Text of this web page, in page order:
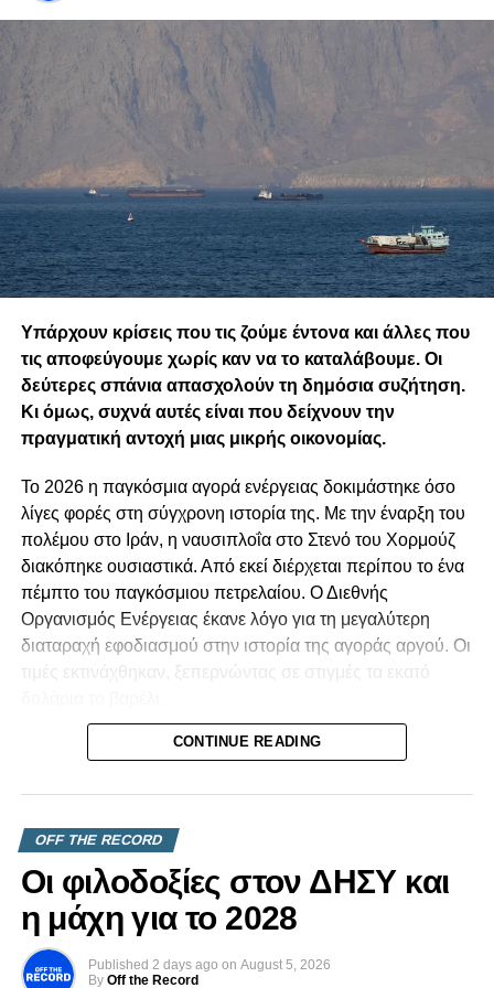
Αβέρωφ- Άντρος αποχωρούν αλλά που ξέρεις…
Υπάρχουν κρίσεις που τις ζούμε έντονα και άλλες που
τις αποφεύγουμε χωρίς καν να το καταλάβουμε. Οι
δεύτερες σπάνια απασχολούν τη δημόσια συζήτηση.
Κι όμως, συχνά αυτές είναι που δείχνουν την
πραγματική αντοχή μιας μικρής οικονομίας.
Το 2026 η παγκόσμια αγορά ενέργειας δοκιμάστηκε όσο
λίγες φορές στη σύγχρονη ιστορία της. Με την έναρξη του
πολέμου στο Ιράν, η ναυσιπλοΐα στο Στενό του Χορμούζ
διακόπηκε ουσιαστικά. Από εκεί διέρχεται περίπου το ένα
πέμπτο του παγκόσμιου πετρελαίου. Ο Διεθνής
Οργανισμός Ενέργειας έκανε λόγο για τη μεγαλύτερη
διαταραχή εφοδιασμού στην ιστορία της αγοράς αργού. Οι
τιμές εκτινάχθηκαν, ξεπερνώντας σε στιγμές τα εκατό
Για μια χώρα όπως η Κυπριακή Δημοκρατία, που
μέσω εισαγωγών, ένα τέτοιο σοκ δεν είναι μια αφηρημένη
είδηση από τα διεθνή. Το νιώθουμε. Το βλέπουμε στο
κόστος των μεταφορών, στην τιμή του ρεύματος, στο
καθημερινό καλάθι του νοικοκυριού. Οι μικρές οικονομίες
που εξαρτώνται πλήρως από εισαγωγές είναι εκείνες που
εκτίθενται πρώτες και πιο σκληρά.
Κι όμως, η κρίση δεν κατέληξε στο χειρότερο σενάριο.
CONTINUE READING
OFF THE RECORD
Οι φιλοδοξίες στον ΔΗΣΥ και
η μάχη για το 2028
Published 2 days ago on August 5, 2026
By Off the Record